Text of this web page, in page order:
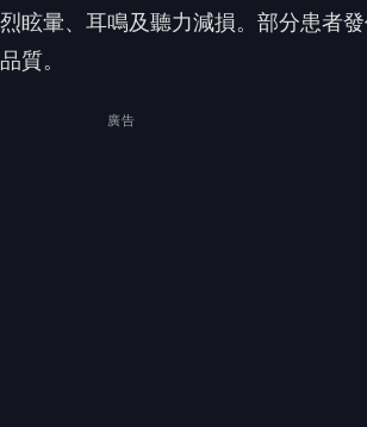
眩暈、耳鳴及聽力減損。部分患者
質。
廣告